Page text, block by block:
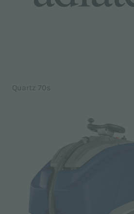
Quartz 70s